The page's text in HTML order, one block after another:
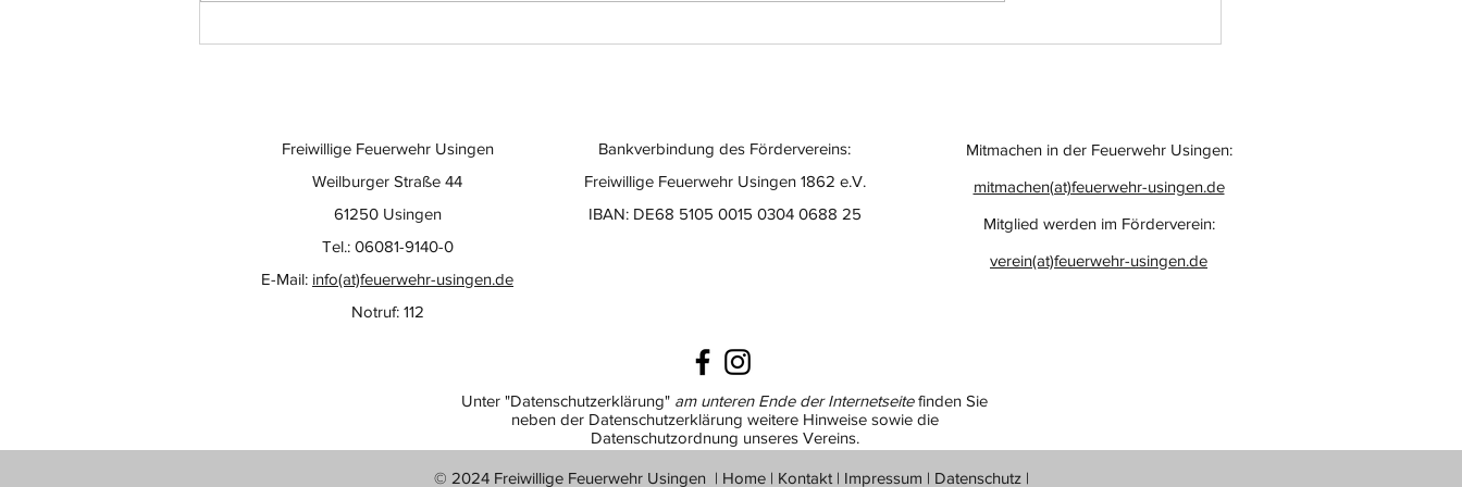
Bankverbindung des Fördervereins:
Freiwillige Feuerwehr Usingen 1862 e.V.
IBAN: DE68 5105 0015 0304 0688 25
Freiwillige Feuerwehr Usingen
Weilburger Straße 44
61250 Usingen
Tel.: 06081-9140-0
E-Mail: info(at)feuerwehr-usingen.de
Notruf: 112
Mitmachen in der Feuerwehr Usingen:
mitmachen(at)feuerwehr-usingen.de
Mitglied werden im Förderverein:
verein(at)feuerwehr-usingen.de
Unter "Datenschutzerklärung" am unteren Ende der Internetseitefinden Sie
neben der Datenschutzerklärung weitere Hinweise sowie die
Datenschutzordnung unseres Vereins.
© 2024 Freiwillige Feuerwehr Usingen | Home | Kontakt | Impressum | Datenschutz |